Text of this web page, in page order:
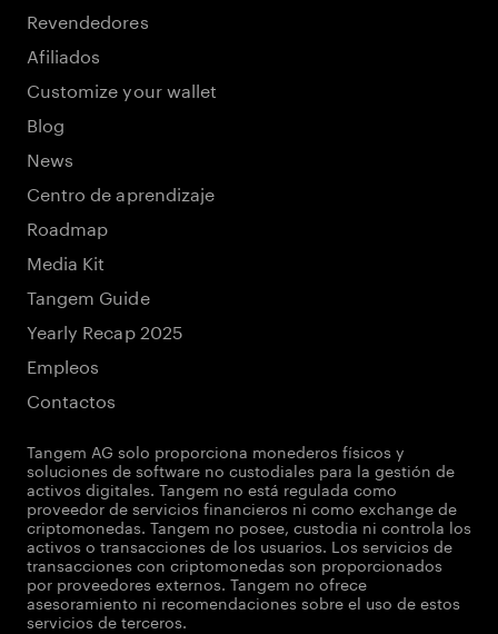
Revendedores
Afiliados
Customize your wallet
Blog
News
Centro de aprendizaje
Roadmap
Media Kit
Tangem Guide
Yearly Recap 2025
Empleos
Contactos
Tangem AG solo proporciona monederos físicos y
soluciones de software no custodiales para la gestión de
activos digitales. Tangem no está regulada como
proveedor de servicios financieros ni como exchange de
criptomonedas. Tangem no posee, custodia ni controla los
activos o transacciones de los usuarios. Los servicios de
transacciones con criptomonedas son proporcionados
por proveedores externos. Tangem no ofrece
asesoramiento ni recomendaciones sobre el uso de estos
servicios de terceros.